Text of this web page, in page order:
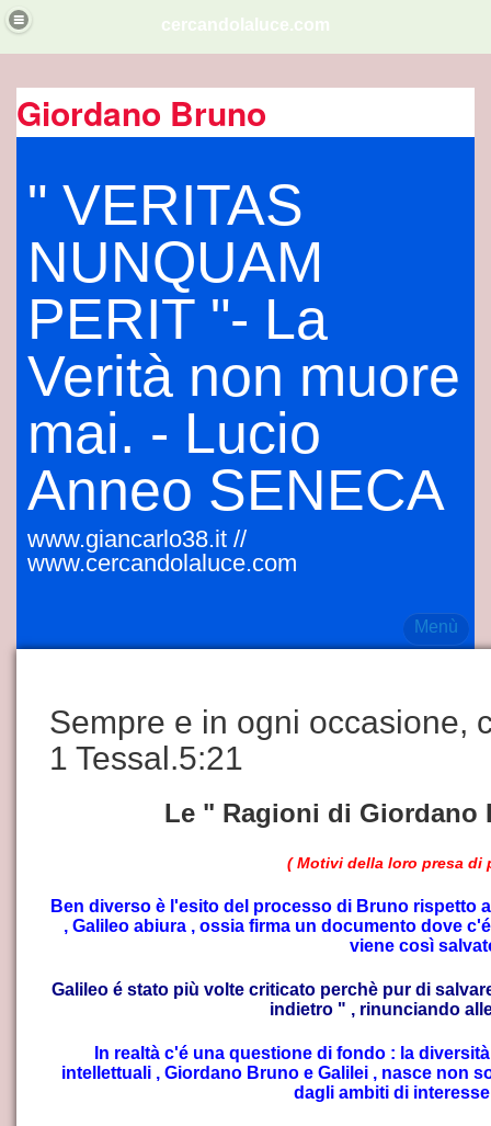
cercandolaluce.com
Giordano Bruno
" VERITAS
NUNQUAM
PERIT "- La
Verità non muore
mai. - Lucio
Anneo SENECA
www.giancarlo38.it //
www.cercandolaluce.com
Menù
Sempre e in ogni occasione,
1 Tessal.5:21
Le " Ragioni di Giordano
( Motivi della loro presa di
Ben diverso è l'esito del processo di Bruno rispetto
, Galileo abiura , ossia firma un documento dove
viene così
Galileo é stato più volte criticato perchè pur di
indietro " , rinunciando
In realtà c'é una questione di fondo : la
intellettuali , Giordano Bruno e Galilei , nasce non
dagli ambiti di
NELLO GNOSTICISMO
sumeri
DI ATENE